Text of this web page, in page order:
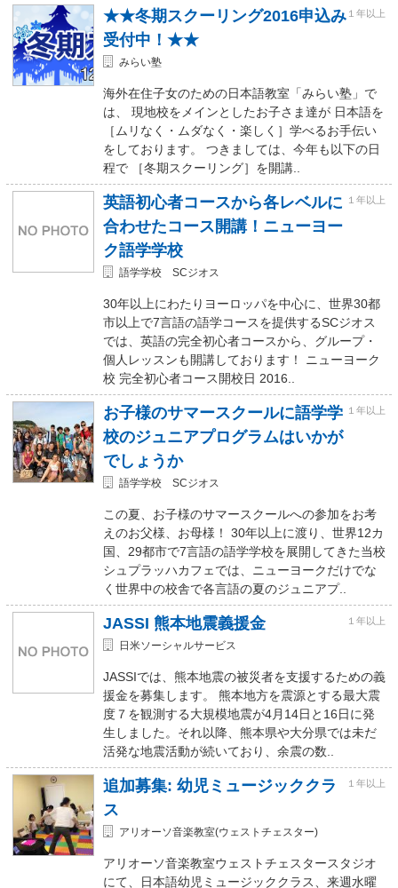
★★冬期スクーリング2016申込み
受付中！★★
１年以上
みらい塾
海外在住子女のための日本語教室「みらい塾」で
は、 現地校をメインとしたお子さま達が 日本語を
［ムリなく・ムダなく・楽しく］学べるお手伝い
をしております。 つきましては、今年も以下の日
程で ［冬期スクーリング］を開講..
英語初心者コースから各レベルに
合わせたコース開講！ニューヨー
ク語学学校
１年以上
語学学校 SCジオス
30年以上にわたりヨーロッパを中心に、世界30都
市以上で7言語の語学コースを提供するSCジオス
では、英語の完全初心者コースから、グループ・
個人レッスンも開講しております！ ニューヨーク
校 完全初心者コース開校日 2016..
お子様のサマースクールに語学学
校のジュニアプログラムはいかが
でしょうか
１年以上
語学学校 SCジオス
この夏、お子様のサマースクールへの参加をお考
えのお父様、お母様！ 30年以上に渡り、世界12カ
国、29都市で7言語の語学学校を展開してきた当校
シュプラッハカフェでは、ニューヨークだけでな
く世界中の校舎で各言語の夏のジュニアプ..
JASSI 熊本地震義援金 １年以上
日米ソーシャルサービス
JASSIでは、熊本地震の被災者を支援するための義
援金を募集します。 熊本地方を震源とする最大震
度７を観測する大規模地震が4月14日と16日に発
生しました。それ以降、熊本県や大分県では未だ
活発な地震活動が続いており、余震の数..
追加募集: 幼児ミュージッククラ
ス
１年以上
アリオーソ音楽教室(ウェストチェスター)
アリオーソ音楽教室ウェストチェスタースタジオ
にて、日本語幼児ミュージッククラス、来週水曜